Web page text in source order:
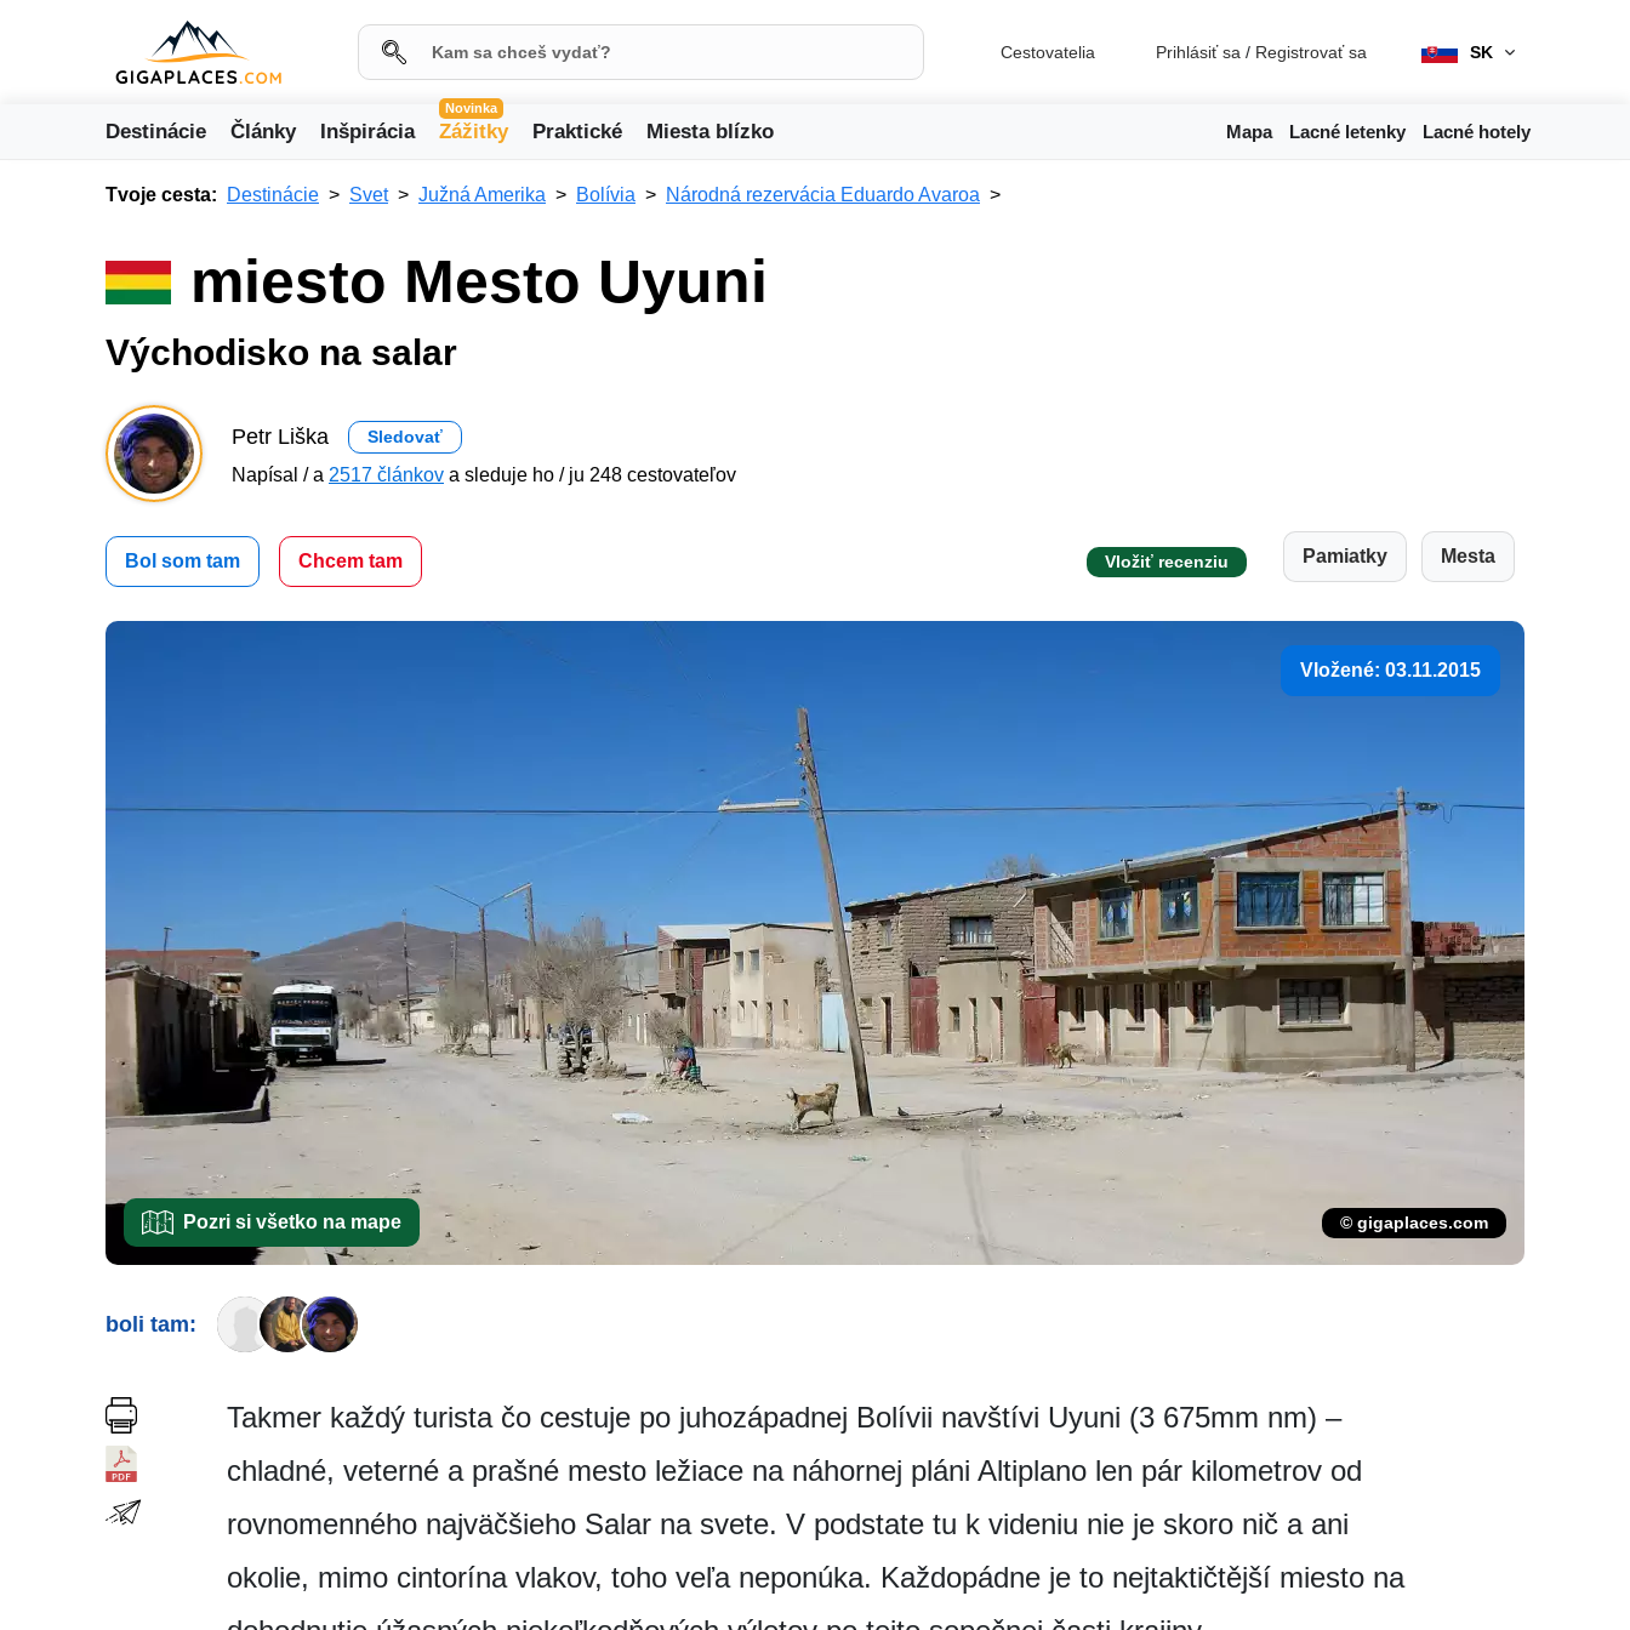
Cestovatelia Prihlásiť sa / Registrovať sa SK
Destinácie Články Inšpirácia
Novinka
Zážitky Praktické Miesta blízko Mapa Lacné letenky Lacné hotely
Tvoje cesta: Destinácie Svet Južná Amerika Bolívia Národná rezervácia Eduardo Avaroa
miesto Mesto Uyuni
Východisko na salar
Petr Liška Sledovať
Napísal / a 2517 článkov a sleduje ho / ju 248 cestovateľov
Bol som tam Chcem tam Vložiť recenziu Pamiatky Mesta
Vložené: 03.11.2015
Pozri si všetko na mape © gigaplaces.com
boli tam:
Takmer každý turista čo cestuje po juhozápadnej Bolívii navštívi Uyuni (3 675mm nm) –
chladné, veterné a prašné mesto ležiace na náhornej pláni Altiplano len pár kilometrov od
rovnomenného najväčšieho Salar na svete. V podstate tu k videniu nie je skoro nič a ani
okolie, mimo cintorína vlakov, toho veľa neponúka. Každopádne je to nejtaktičtější miesto na